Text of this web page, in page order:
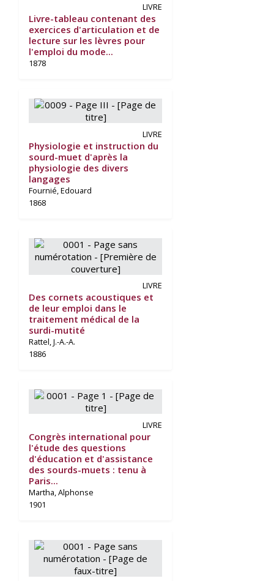
LIVRE
Livre-tableau contenant des
exercices d'articulation et de
lecture sur les lèvres pour
l'emploi du mode...
1878
LIVRE
Physiologie et instruction du
sourd-muet d'après la
physiologie des divers
langages
Fournié, Edouard
1868
LIVRE
Des cornets acoustiques et
de leur emploi dans le
traitement médical de la
surdi-mutité
Rattel, J.-A.-A.
1886
LIVRE
Congrès international pour
l'étude des questions
d'éducation et d'assistance
des sourds-muets : tenu à
Paris...
Martha, Alphonse
1901